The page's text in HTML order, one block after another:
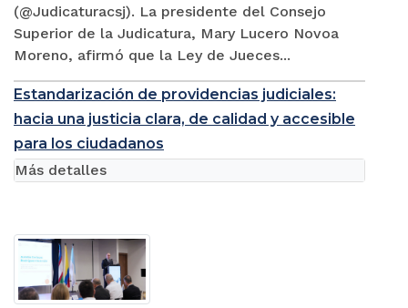
(@Judicaturacsj). La presidente del Consejo
Superior de la Judicatura, Mary Lucero Novoa
Moreno, afirmó que la Ley de Jueces...
Estandarización de providencias judiciales:
hacia una justicia clara, de calidad y accesible
para los ciudadanos
Más detalles